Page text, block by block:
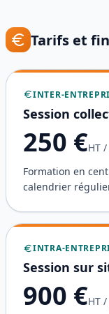
Tarifs et
INTER-
Session
250 €HT
Formation en
calendrier
INTRA-
Session sur
900 €HT